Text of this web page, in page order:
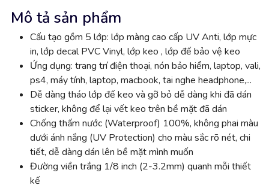
Mô tả sản phẩm
Cấu tạo gồm 5 lớp: lớp màng cao cấp UV Anti, lớp mực
in, lớp decal PVC Vinyl, lớp keo , lớp đế bảo vệ keo
Ứng dụng: trang trí điện thoại, nón bảo hiểm, laptop, vali,
ps4, máy tính, laptop, macbook, tai nghe headphone,...
Dễ dàng tháo lớp đế keo và gỡ bỏ dễ dàng khi đã dán
sticker, không để lại vết keo trên bề mặt đã dán
Chống thấm nước (Waterproof) 100%, không phai màu
dưới ánh nắng (UV Protection) cho màu sắc rõ nét, chi
tiết, dễ dàng dán lên bề mặt mình muốn
Đường viền trắng 1/8 inch (2-3.2mm) quanh mỗi thiết
kế